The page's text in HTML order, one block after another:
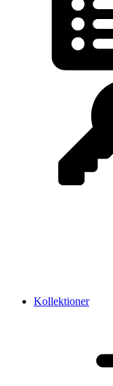
Kollektioner